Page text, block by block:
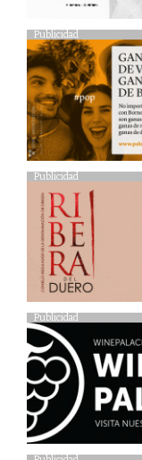
Publicidad
Publicidad
Publicidad